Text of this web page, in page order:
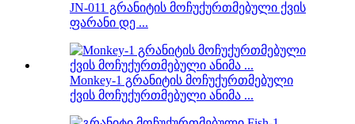
JN-011 გრანიტის მოჩუქურთმებული ქვის
ფარანი დე ...
Monkey-1 გრანიტის მოჩუქურთმებული
ქვის მოჩუქურთმებული ანიმა ...